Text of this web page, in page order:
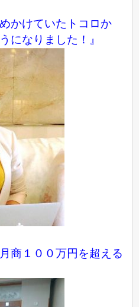
かけていたトコロか
になりました！』
商１００万円を超える